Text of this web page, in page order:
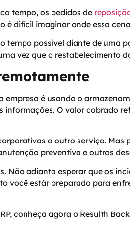
tempo, os pedidos de
é difícil imaginar onde essa
tempo possível diante de uma
vez que o restabelecimento
é usando o
O valor cobrado
a outro serviço.
preventiva e outros
Não adianta esperar que os
você estár preparado para
conheça agora o Resulth